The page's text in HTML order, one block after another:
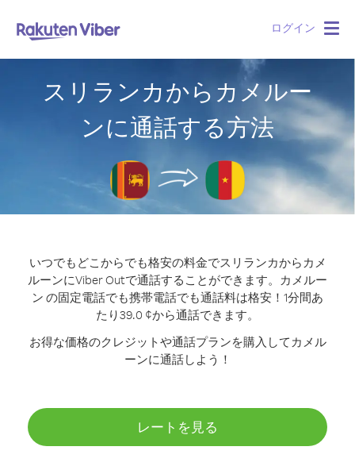
ログイン
スリランカからカメルー
ンに通話する方法
いつでもどこからでも格安の料金でスリランカからカメ
ルーンにViber Outで通話することができます。
カメルー
ン の固定電話でも携帯電話でも通話料は格安！1分間あ
たり39.0 ¢から通話できます。
お得な価格のクレジットや通話プランを購入してカメル
ーンに通話しよう！
レートを見る